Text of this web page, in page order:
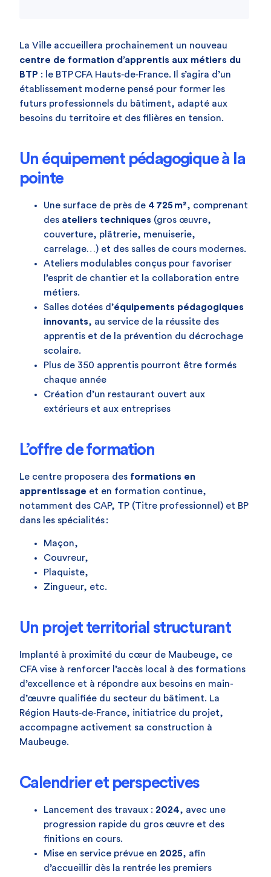
La Ville accueillera prochainement un nouveau
centre de formation d’apprentis aux métiers du
BTP : le BTP CFA Hauts‑de‑France. Il s’agira d’un
établissement moderne pensé pour former les
futurs professionnels du bâtiment, adapté aux
besoins du territoire et des filières en tension.
Un équipement pédagogique à la
pointe
Une surface de près de 4 725 m², comprenant
des ateliers techniques (gros œuvre,
couverture, plâtrerie, menuiserie,
carrelage…) et des salles de cours modernes.
Ateliers modulables conçus pour favoriser
l’esprit de chantier et la collaboration entre
métiers.
Salles dotées d’équipements pédagogiques
innovants, au service de la réussite des
apprentis et de la prévention du décrochage
scolaire.
Plus de 350 apprentis pourront être formés
chaque année
Création d’un restaurant ouvert aux
extérieurs et aux entreprises
L’offre de formation
Le centre proposera des formations en
apprentissage et en formation continue,
notamment des CAP, TP (Titre professionnel) et BP
dans les spécialités :
Maçon,
Couvreur,
Plaquiste,
Zingueur, etc.
Un projet territorial structurant
Implanté à proximité du cœur de Maubeuge, ce
CFA vise à renforcer l’accès local à des formations
d’excellence et à répondre aux besoins en main-
d’œuvre qualifiée du secteur du bâtiment. La
Région Hauts‑de‑France, initiatrice du projet,
accompagne activement sa construction à
Maubeuge.
Calendrier et perspectives
Lancement des travaux : 2024, avec une
progression rapide du gros œuvre et des
finitions en cours.
Mise en service prévue en 2025, afin
d’accueillir dès la rentrée les premiers